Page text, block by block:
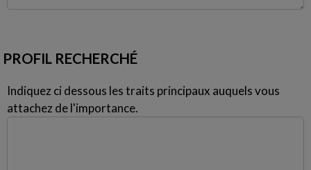
PROFIL RECHERCHÉ
Indiquez ci dessous les traits principaux auquels vous
attachez de l'importance.